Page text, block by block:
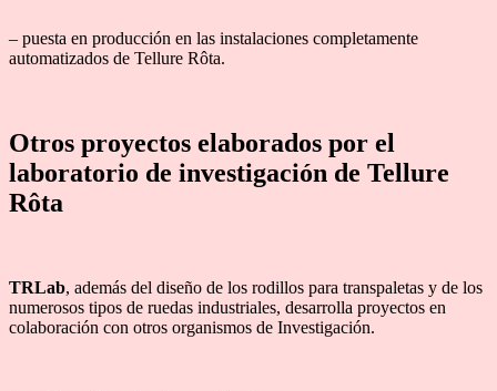
– puesta en producción en las instalaciones completamente
automatizados de Tellure Rôta.
Otros proyectos elaborados por el
laboratorio de investigación de Tellure
Rôta
TRLab, además del diseño de los rodillos para transpaletas y de los
numerosos tipos de ruedas industriales, desarrolla proyectos en
colaboración con otros organismos de Investigación.